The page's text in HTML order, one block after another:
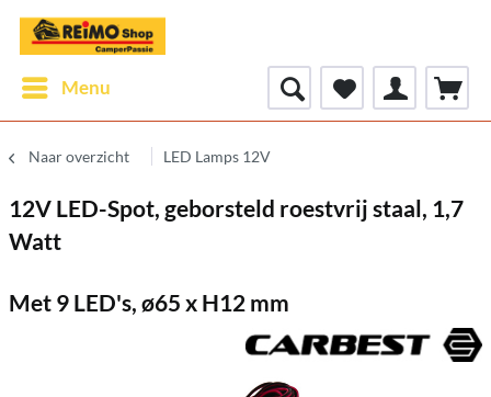
Menu
Naar overzicht LED Lamps 12V
12V LED-Spot, geborsteld roestvrij staal, 1,7
Watt
Met 9 LED's, ø65 x H12 mm